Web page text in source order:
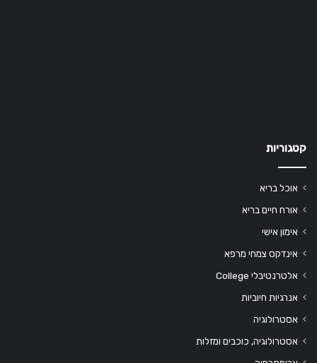
קטגוריות
אוכל בריא
אורח חיים בריא
אימון אישי
אינדקס צמחי מרפא
אלטרנטיבלי College
אנרגיות חיוביות
אסטרולוגיה
אסטרולוגיה, כוכבים ומזלות